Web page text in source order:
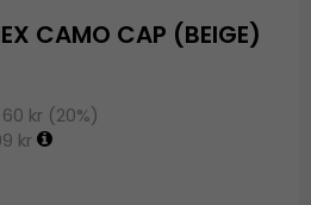
CAMO CAP (BEIGE)
kr (20%)
kr